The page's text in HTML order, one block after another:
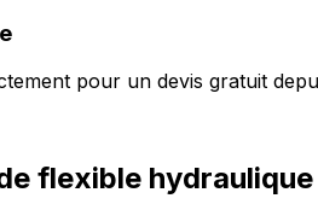
pour un devis gratuit
flexible hydraulique